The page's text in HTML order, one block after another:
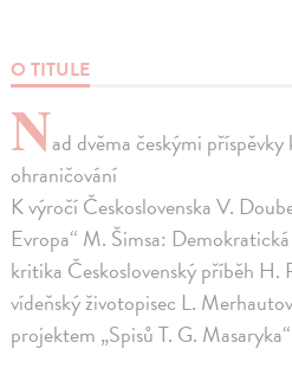
O TITULE
Nad dvěma českými
ohraničování
K výročí Československa V.
Evropa“ M. Šimsa:
kritika Československý příběh H.
vídeňský životopisec L.
projektem „Spisů T. G. Masaryka“